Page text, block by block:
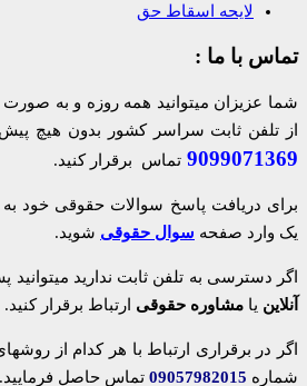
لایحه اسقاط حق
تماس با ما :
از تلفن ثابت سراسر کشور بدون هیچ
9099071369 تماس برقرار کنید.
برای دریافت پاسخ سوالات حقوقی خود
یک وارد صفحه سوال حقوقی شوید.
اگر دسترسی به تلفن ثابت ندارید میتوانید
آنلاین یا مشاوره حقوقی ارتباط برقرار کنید.
اگر در برقراری ارتباط با هر کدام از
شماره 09057982015 تماس حاصل فرمایید.